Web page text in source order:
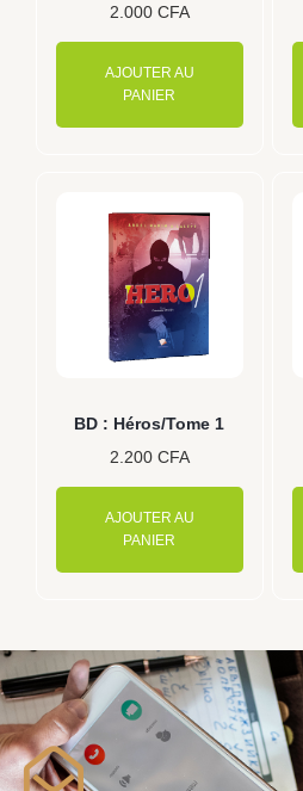
2.000 CFA
AJOUTER AU
PANIER
BD : Héros/Tome 1
2.200 CFA
AJOUTER AU
PANIER